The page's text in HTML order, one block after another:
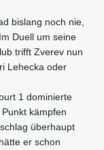
bislang noch nie,
Duell um seine
trifft Zverev nun
Lehecka oder
1 dominierte
kämpfen
überhaupt
er schon